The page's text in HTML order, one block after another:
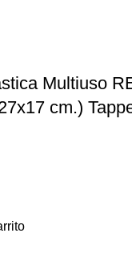
Multiuso
cm.)